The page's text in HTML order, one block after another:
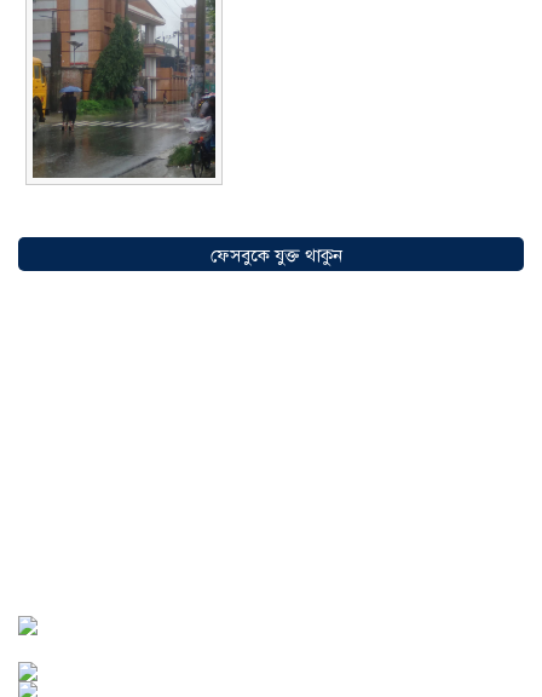
অগ্রযাত্রায় নতুন অধ্যায়, উদ্বোধন হলো ‘শিফা
মোহাম্মদিয়া ফিশারিজ’
০৫ আগস্ট ২০২৬
ফেসবুকে যুক্ত থাকুন